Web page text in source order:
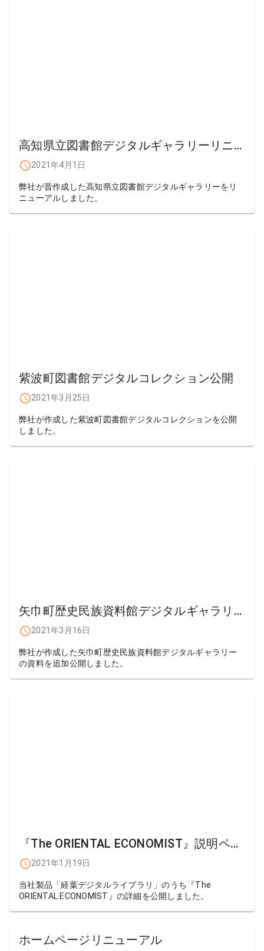
高知県立図書館デジタルギャラリーリニューアル
2021年4月1日
弊社が昔作成した高知県立図書館デジタルギャラリーをリ
ニューアルしました。
紫波町図書館デジタルコレクション公開
2021年3月25日
弊社が作成した紫波町図書館デジタルコレクションを公開
しました。
矢巾町歴史民族資料館デジタルギャラリー更新
2021年3月16日
弊社が作成した矢巾町歴史民族資料館デジタルギャラリー
の資料を追加公開しました。
『The ORIENTAL ECONOMIST』説明ページ公開
2021年1月19日
当社製品「経葉デジタルライブラリ」のうち『The
ORIENTAL ECONOMIST』の詳細を公開しました。
ホームページリニューアル